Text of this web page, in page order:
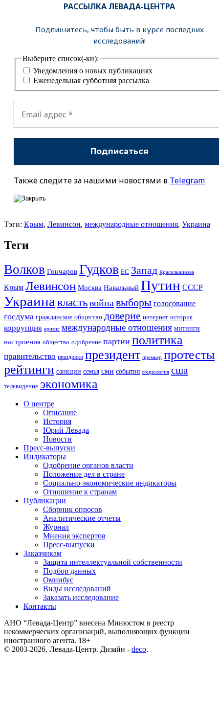
РАССЫЛКА ЛЕВАДА-ЦЕНТРА
Подпишитесь, чтобы быть в курсе последних
исследований!
Выберите список(-ки):
Уведомления о новых публикациях
Еженедельная субботняя рассылка
Также следите за нашими новостями в Telegram
Тэги: Крым, Левинсон, международные отношения, Украина
Теги
Волков Гончаров Гудков ЕС Запад Красильникова
Крым Левинсон Москва Навальный Путин СССР
Украина властьвойна выборы голосование
госдума гражданское общество доверие интернет история
коррупция кризис международные отношения митинги
настроения общество одобрение партии политика
правительство праздники президент премьер протесты
рейтинги санкции семья сми события социология сша
телевидение экономика
О центре
Описание
История
Юрий Левада
Новости
Пресс-выпуски
Индикаторы
Одобрение органов власти
Положение дел в стране
Социально-экономические индикаторы
Отношение к странам
Публикации
Сборник опросов
Аналитические отчеты
Журнал
Мнения экспертов
Пресс-выпуски
Заказчикам
Защита интеллектуальной собственности
Подбор данных
Омнибус
Виды исследований
Заказать исследование
Контакты
АНО “Левада-Центр” внесена Минюстом в реестр
некоммерческих организаций, выполняющих функции
иностранного агента. 18+
© 2003-2026, Левада-Центр. Дизайн - deco.